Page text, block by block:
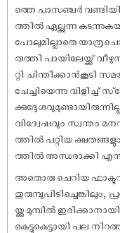
ത്തെ പാസഞ്ചർ
ത്തിൽ ഏല്ക്കുന്ന
പോലുമില്ലാതെ
രുത്തി പായിലേയ്ക്ക്
റ്റി ചിന്തിക്കാൻകൂടി
ചേച്ചിയെന്നു വിളിച്ച്
വിദ്വേഷവും സ്വന്തം
ത്തിൽ പറ്റിയ
ത്തിൽ അന്ധരാക്കി
അതൊരു ചെറിയ
യ്ക്കു മുമ്പിൽ
കെട്ടുകെട്ടായി പല